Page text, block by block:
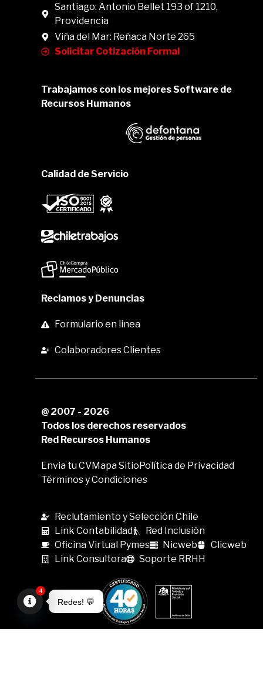
Santiago: Antonio Bellet 193 of 1210,
Providencia
Viña del Mar: Reñaca Norte 265
Solicitar Cotización Formal
Trabajamos con los mejores Software de
Recursos Humanos
Calidad de Servicio
Reclamos y Denuncias
Formulario en linea
Colaboradores Clientes
@ 2007 - 2026
Todos los derechos reservados
Red Recursos Humanos
Envia tu CVMapa SitioPolítica de Privacidad
Términos y Condiciones
Reclutamiento y Selección Chile
Link Contabilidad
Red Inclusión
Oficina Virtual Pymes
Nicweb
Clicweb
Link Consultora
Soporte RRHH
Redes! 💬
4